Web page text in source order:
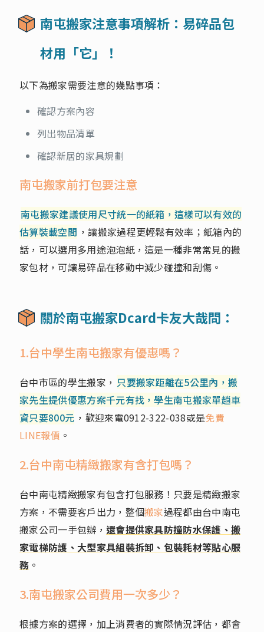
南屯搬家注意事項解析：易碎品包
材用「它」！
以下為搬家需要注意的幾點事項：
確認方案內容
列出物品清單
確認新居的家具規劃
南屯搬家前打包要注意
南屯搬家建議使用尺寸統一的紙箱，這樣可以有效的
估算裝載空間 ，讓搬家過程更輕鬆有效率；紙箱內的
話，可以選用多用途泡泡紙，這是一種非常常見的搬
家包材，可讓易碎品在移動中減少碰撞和刮傷。
關於南屯搬家Dcard卡友大哉問：
1.台中學生南屯搬家有優惠嗎？
台中市區的學生搬家， 只要搬家距離在5公里內，搬
家先生提供優惠方案千元有找，學生南屯搬家單趟車
資只要800元 ，歡迎來電0912-322-038或是免費
LINE報價 。
2.台中南屯精緻搬家有含打包嗎？
台中南屯精緻搬家有包含打包服務！只要是精緻搬家
方案，不需要客戶出力，整個搬家過程都由台中南屯
搬家公司一手包辦， 還會提供家具防撞防水保護、搬
家電梯防護、大型家具組裝拆卸、包裝耗材等貼心服
務 。
3.南屯搬家公司費用一次多少？
根據方案的選擇，加上消費者的實際情況評估，都會